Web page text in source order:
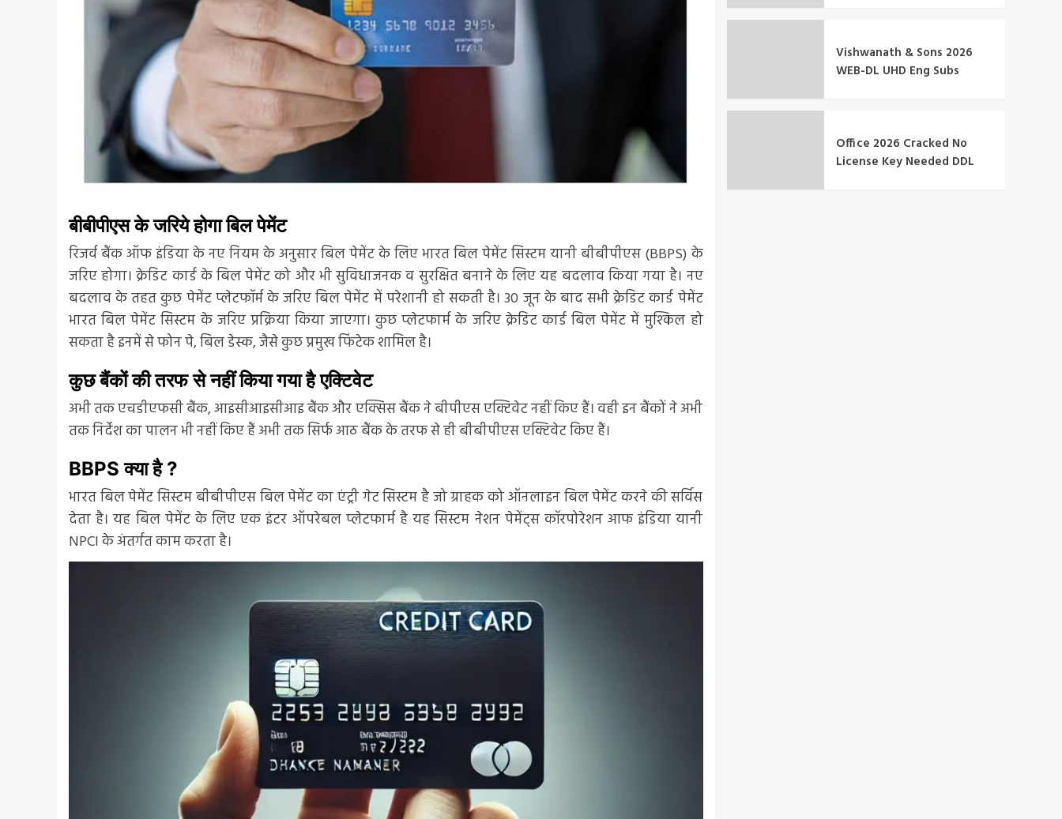
बीबीपीएस के जरिये होगा बिल पेमेंट
रिजर्व बैंक ऑफ इंडिया के नए नियम के अनुसार बिल पेमेंट के लिए भारत बिल पेमेंट सिस्टम यानी बीबीपीएस (BBPS) के
जरिए होगा। क्रेडिट कार्ड के बिल पेमेंट को और भी सुविधाजनक व सुरक्षित बनाने के लिए यह बदलाव किया गया है। नए
बदलाव के तहत कुछ पेमेंट प्लेटफॉर्म के जरिए बिल पेमेंट में परेशानी हो सकती है। 30 जून के बाद सभी क्रेडिट कार्ड पेमेंट
भारत बिल पेमेंट सिस्टम के जरिए प्रक्रिया किया जाएगा। कुछ प्लेटफार्म के जरिए क्रेडिट कार्ड बिल पेमेंट में मुश्किल हो
सकता है इनमें से फोन पे, बिल डेस्क, जैसे कुछ प्रमुख फिंटेक शामिल है।
कुछ बैंकों की तरफ से नहीं किया गया है एक्टिवेट
अभी तक एचडीएफसी बैंक, आइसीआइसीआइ बैंक और एक्सिस बैंक ने बीपीएस एक्टिवेट नहीं किए हैं। वही इन बैंकों ने अभी
तक निर्देश का पालन भी नहीं किए हैं अभी तक सिर्फ आठ बैंक के तरफ से ही बीबीपीएस एक्टिवेट किए हैं।
BBPS क्या है ?
भारत बिल पेमेंट सिस्टम बीबीपीएस बिल पेमेंट का एंट्री गेट सिस्टम है जो ग्राहक को ऑनलाइन बिल पेमेंट करने की सर्विस
देता है। यह बिल पेमेंट के लिए एक इंटर ऑपरेबल प्लेटफार्म है यह सिस्टम नेशन पेमेंट्स कॉरपोरेशन आफ इंडिया यानी
NPCI के अंतर्गत काम करता है।
Vishwanath & Sons 2026
WEB-DL UHD Eng Subs
Office 2026 Cracked No
License Key Needed DDL